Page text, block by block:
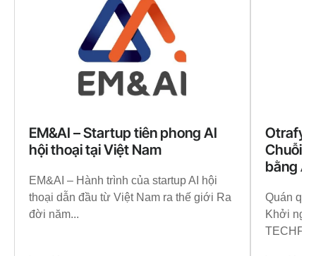
EM&AI – Startup tiên phong AI
hội thoại tại Việt Nam
EM&AI – Hành trình của startup AI hội
thoại dẫn đầu từ Việt Nam ra thế giới Ra
đời năm...
Otrafy:
Chuỗi
bằng AI
Quán
Khởi